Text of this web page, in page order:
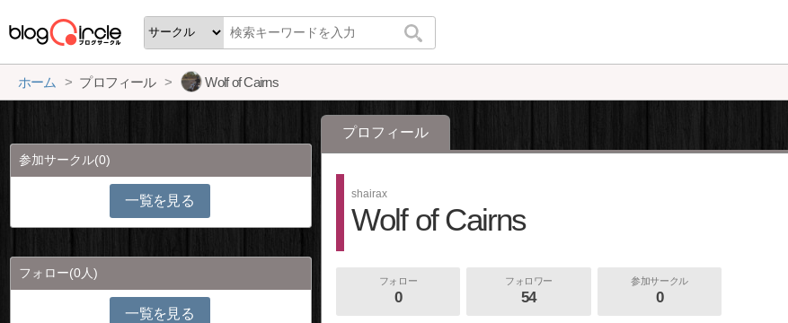
ホーム プロフィール Wolf of Cairns
プロフィール
shairax
Wolf of Cairns
フォロー
0
フォロワー
54
参加サークル
0
参加サークル(0)
一覧を見る
フォロー(0人)
一覧を見る